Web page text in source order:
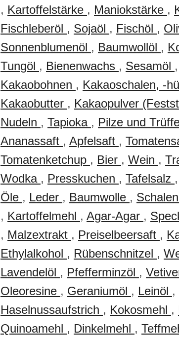
, Kartoffelstärke , Maniokstärke ,
Fischleberöl , Sojaöl , Fischöl ,
Sonnenblumenöl , Baumwollöl ,
Tungöl , Bienenwachs , Sesamöl ,
Kakaobohnen , Kakaoschalen, -
Kakaobutter , Kakaopulver
Nudeln , Tapioka , Pilze und
Ananassaft , Apfelsaft ,
Tomatenketchup , Bier , Wein ,
Wodka , Presskuchen , Tafelsalz ,
Öle , Leder , Baumwolle ,
, Kartoffelmehl , Agar-Agar ,
, Malzextrakt , Preiselbeersaft ,
Ethylalkohol , Rübenschnitzel ,
Lavendelöl , Pfefferminzöl ,
Oleoresine , Geraniumöl , Leinöl ,
Haselnussaufstrich , Kokosmehl ,
Quinoamehl , Dinkelmehl ,